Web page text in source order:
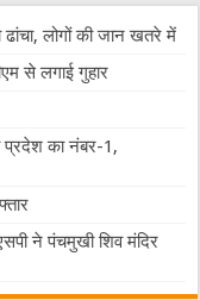
लोगों की जान खतरे में
से लगाई गुहार
प्रदेश का नंबर-1,
ने पंचमुखी शिव मंदिर